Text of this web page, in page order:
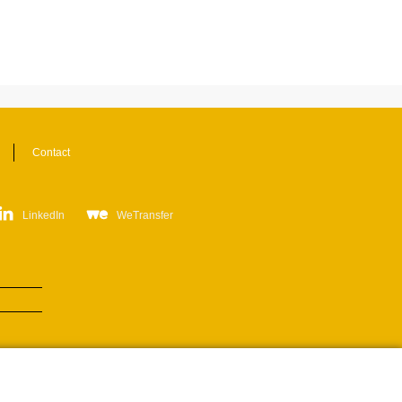
Contact
LinkedIn WeTransfer